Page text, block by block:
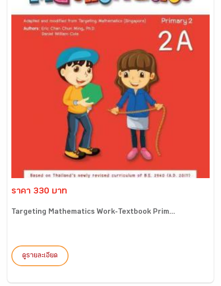
ราคา 330 บาท
Targeting Mathematics Work-Textbook Prim...
ดูรายละเอียด